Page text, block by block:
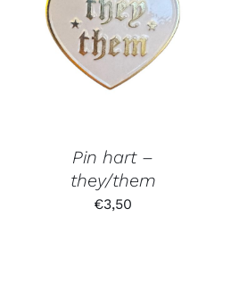
Pin hart –
they/them
€3,50